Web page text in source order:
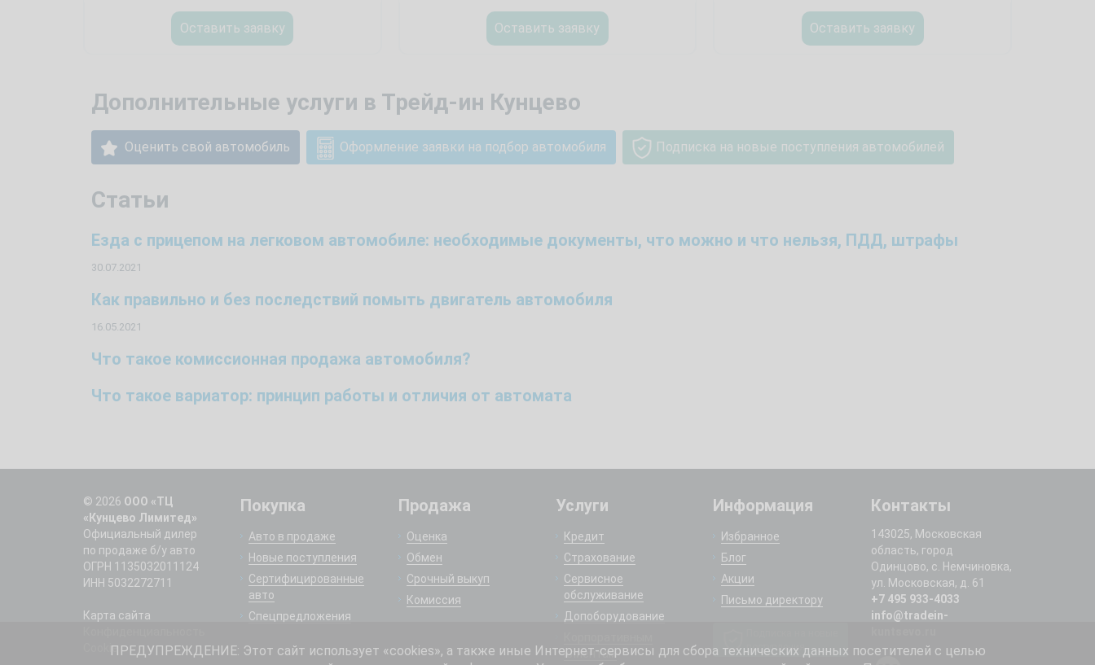
Оставить заявку Оставить заявку Оставить заявку
Дополнительные услуги в Трейд-ин Кунцево
Оценить свой автомобиль Оформление заявки на подбор автомобиля Подписка на новые поступления автомобилей
Статьи
Езда с прицепом на легковом автомобиле: необходимые документы, что можно и что нельзя, ПДД, штрафы
30.07.2021
Как правильно и без последствий помыть двигатель автомобиля
16.05.2021
Что такое комиссионная продажа автомобиля?
Что такое вариатор: принцип работы и отличия от автомата
© 2026 ООО «ТЦ
«Кунцево Лимитед»
Официальный дилер
по продаже б/у авто
ОГРН 1135032011124
ИНН 5032272711
Карта сайта
Cookie
Покупка
Авто в продаже
Новые поступления
Сертифицированные
авто
Спецпредложения
Продажа
Оценка
Обмен
Срочный выкуп
Комиссия
Услуги
Кредит
Страхование
Сервисное
обслуживание
Допоборудование
клиентам
Информация
Избранное
Блог
Акции
Письмо директору
поступления
Контакты
143025, Московская
область, город
Одинцово, с. Немчиновка,
ул. Московская, д. 61
+7 495 933-4033
info@tradein-
ПРЕДУПРЕЖДЕНИЕ: Этот сайт использует «cookies», а также иные Интернет-сервисы для сбора технических данных посетителей с целью